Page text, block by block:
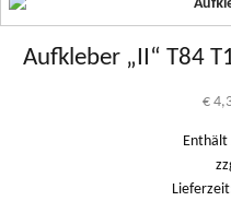
Aufkleber „II“ T84
€
Enthält